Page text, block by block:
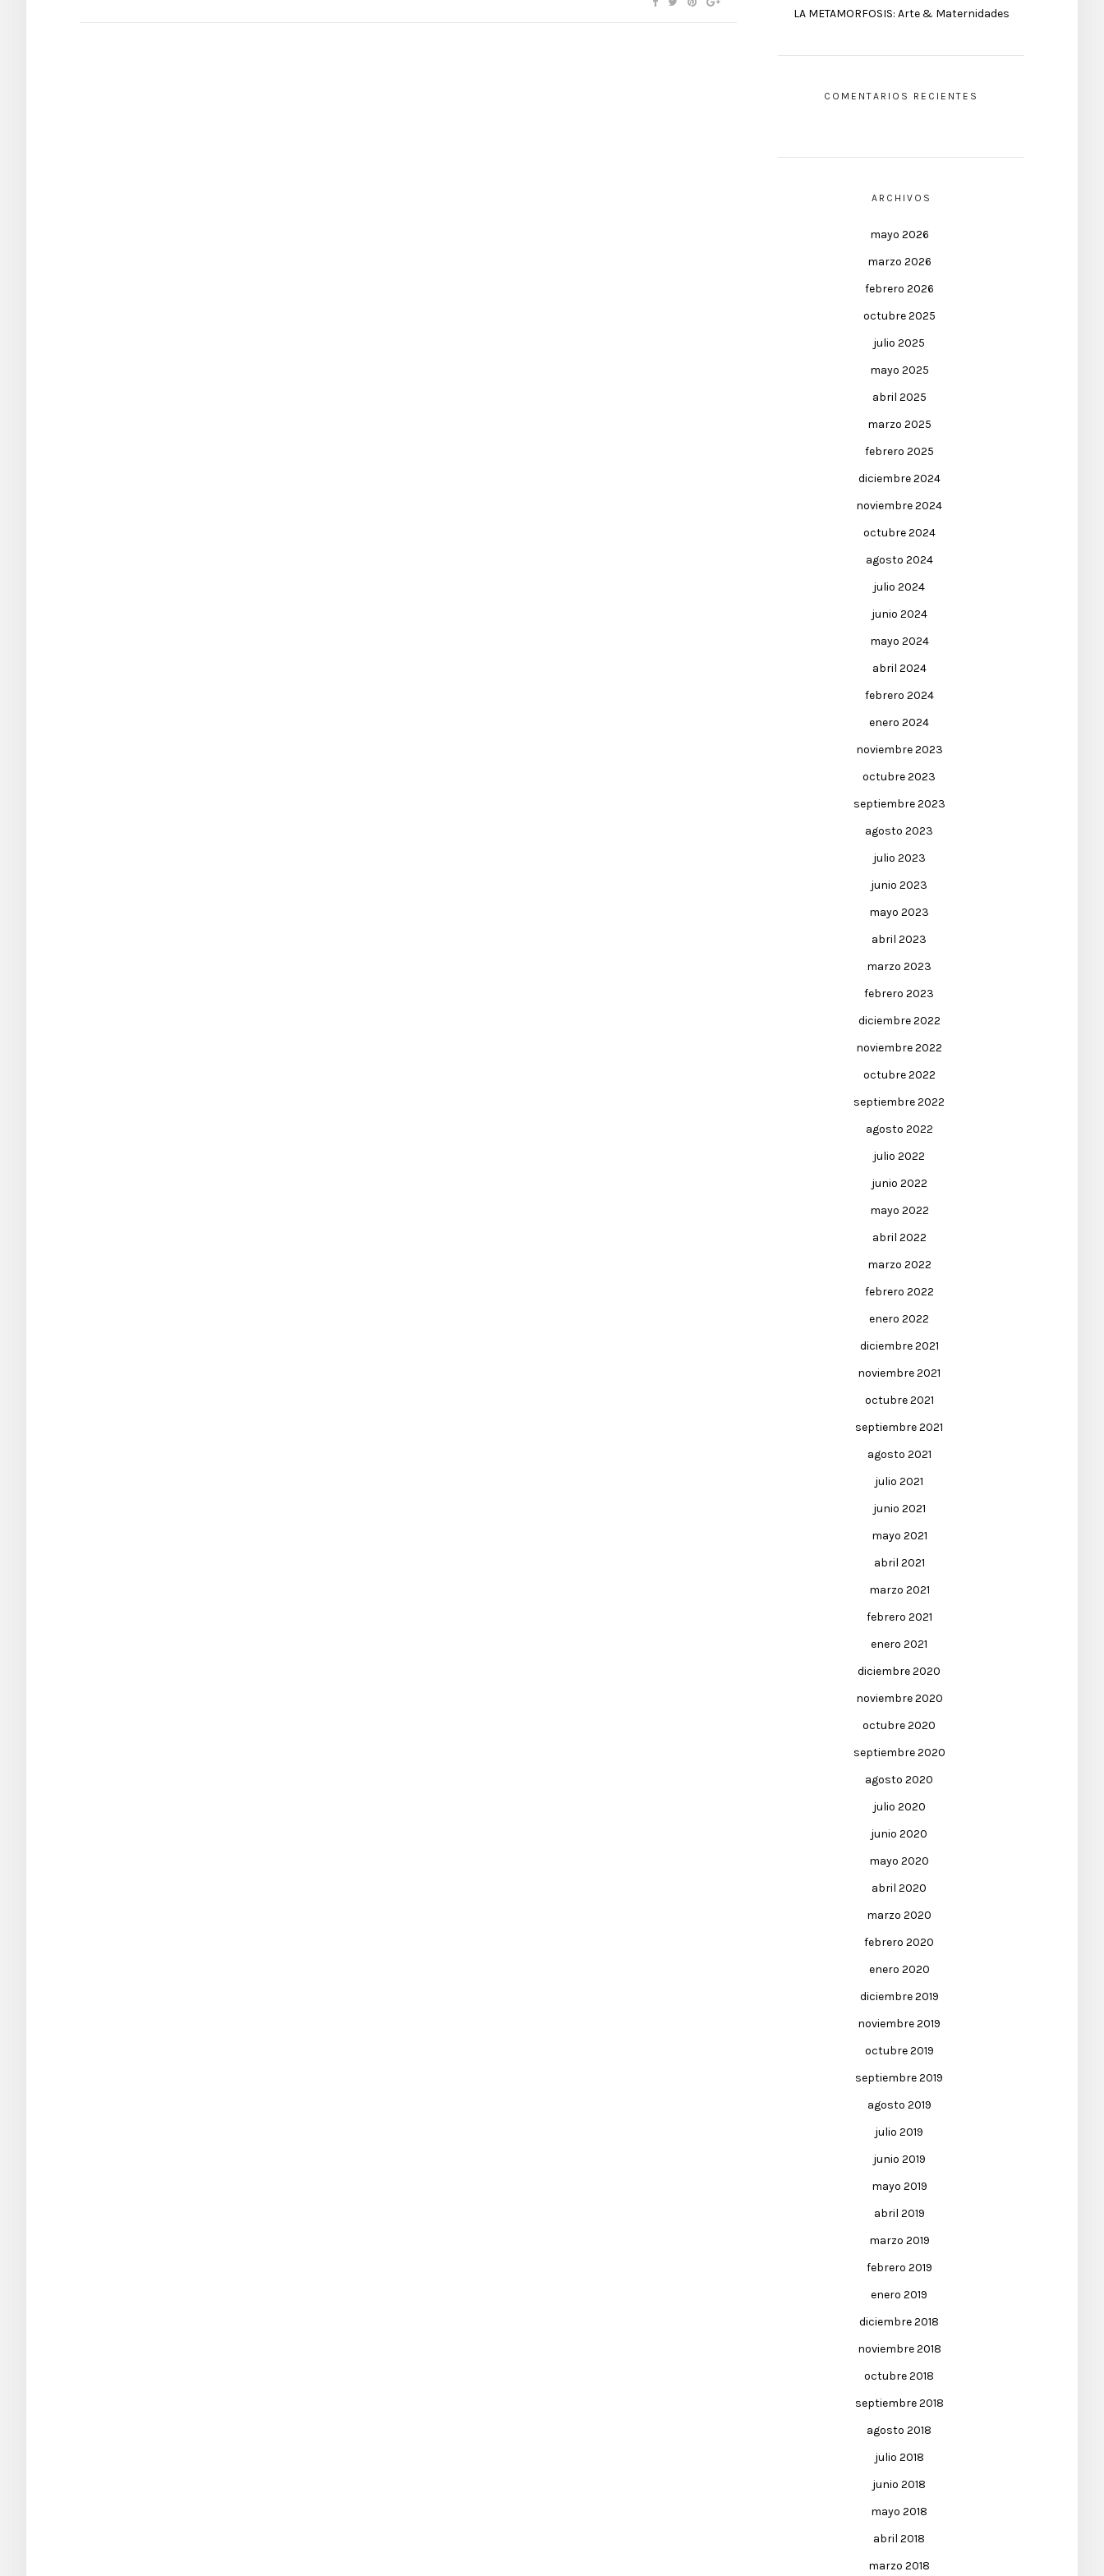
LA METAMORFOSIS: Arte & Maternidades
COMENTARIOS RECIENTES
ARCHIVOS
mayo 2026
marzo 2026
febrero 2026
octubre 2025
julio 2025
mayo 2025
abril 2025
marzo 2025
febrero 2025
diciembre 2024
noviembre 2024
octubre 2024
agosto 2024
julio 2024
junio 2024
mayo 2024
abril 2024
febrero 2024
enero 2024
noviembre 2023
octubre 2023
septiembre 2023
agosto 2023
julio 2023
junio 2023
mayo 2023
abril 2023
marzo 2023
febrero 2023
diciembre 2022
noviembre 2022
octubre 2022
septiembre 2022
agosto 2022
julio 2022
junio 2022
mayo 2022
abril 2022
marzo 2022
febrero 2022
enero 2022
diciembre 2021
noviembre 2021
octubre 2021
septiembre 2021
agosto 2021
julio 2021
junio 2021
mayo 2021
abril 2021
marzo 2021
febrero 2021
enero 2021
diciembre 2020
noviembre 2020
octubre 2020
septiembre 2020
agosto 2020
julio 2020
junio 2020
mayo 2020
abril 2020
marzo 2020
febrero 2020
enero 2020
diciembre 2019
noviembre 2019
octubre 2019
septiembre 2019
agosto 2019
julio 2019
junio 2019
mayo 2019
abril 2019
marzo 2019
febrero 2019
enero 2019
diciembre 2018
noviembre 2018
octubre 2018
septiembre 2018
agosto 2018
julio 2018
junio 2018
mayo 2018
abril 2018
marzo 2018